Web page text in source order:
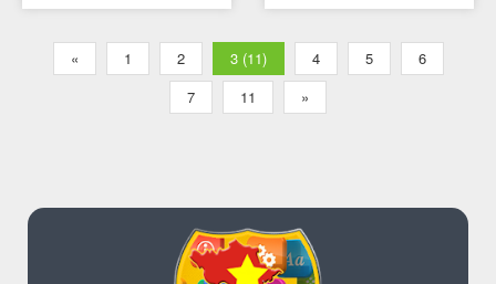
« 1 2 3 (11) 4 5
6
7
11 »